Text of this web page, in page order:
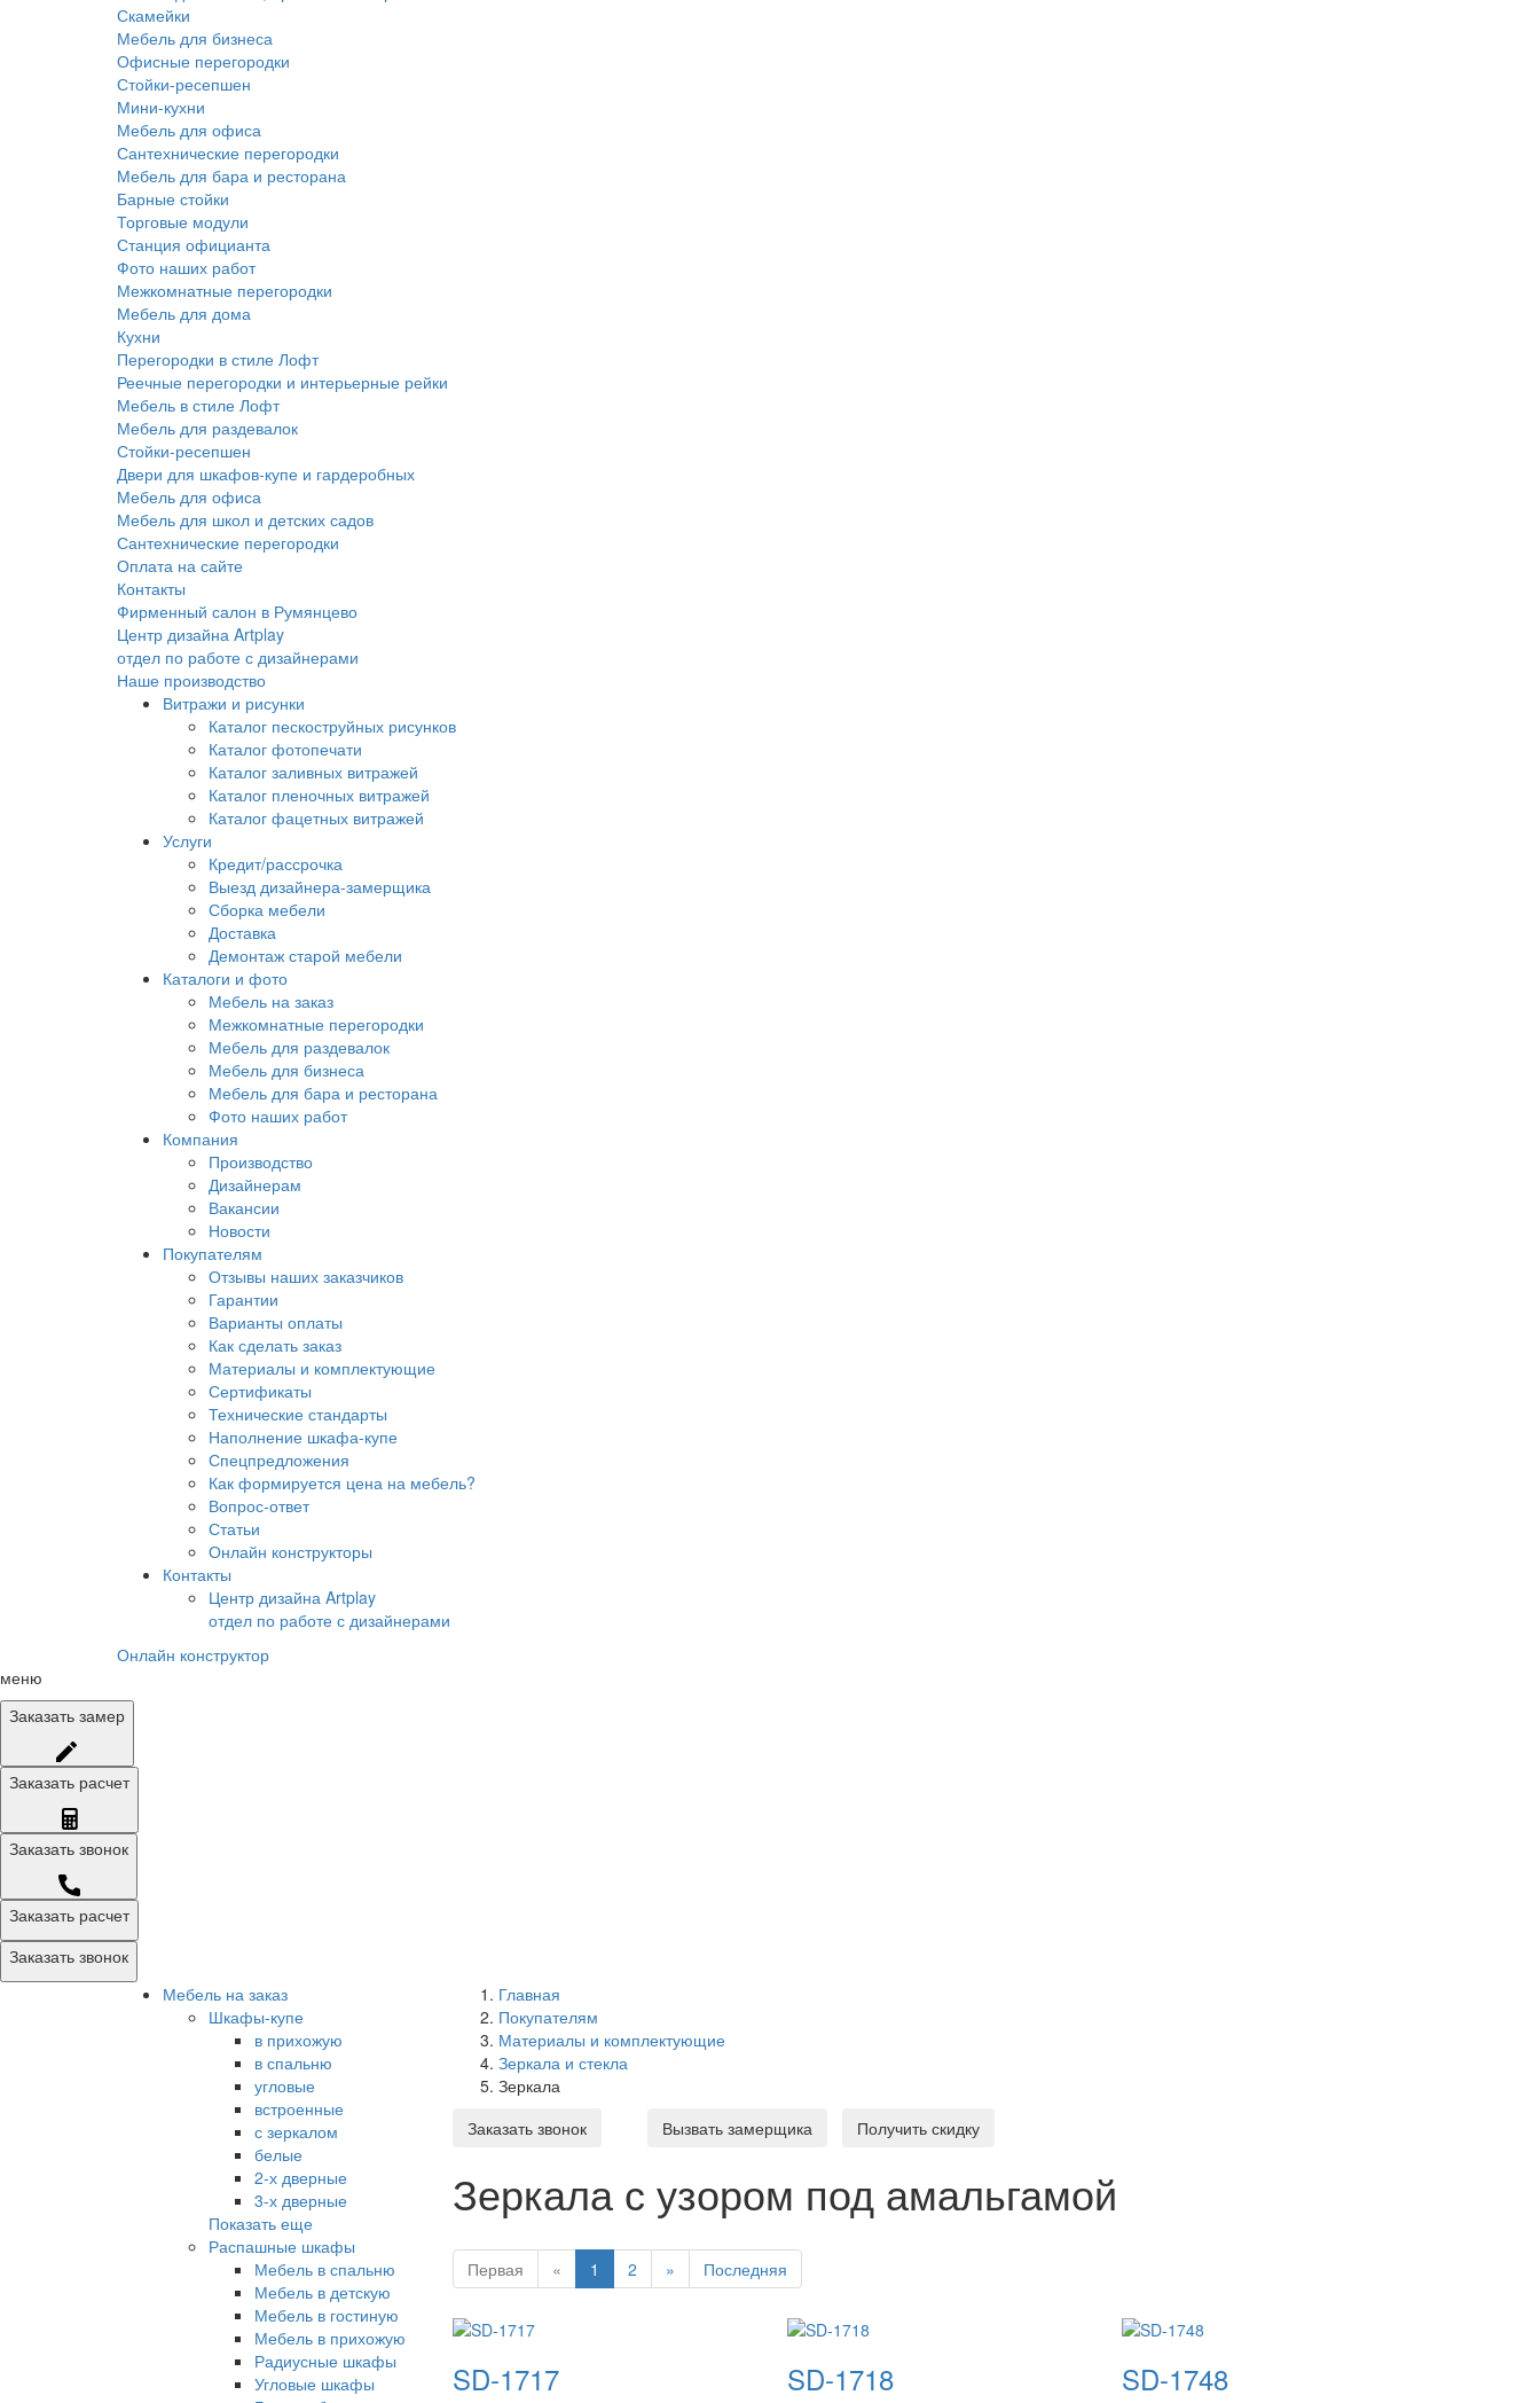
Скамейки
Мебель для бизнеса
Офисные перегородки
Стойки-ресепшен
Мини-кухни
Мебель для офиса
Сантехнические перегородки
Мебель для бара и ресторана
Барные стойки
Торговые модули
Станция официанта
Фото наших работ
Межкомнатные перегородки
Мебель для дома
Кухни
Перегородки в стиле Лофт
Реечные перегородки и интерьерные рейки
Мебель в стиле Лофт
Мебель для раздевалок
Стойки-ресепшен
Двери для шкафов-купе и гардеробных
Мебель для офиса
Мебель для школ и детских садов
Сантехнические перегородки
Оплата на сайте
Контакты
Фирменный салон в Румянцево
Центр дизайна Artplay
отдел по работе с дизайнерами
Наше производство
Витражи и рисунки
Каталог пескоструйных рисунков
Каталог фотопечати
Каталог заливных витражей
Каталог пленочных витражей
Каталог фацетных витражей
Услуги
Кредит/рассрочка
Выезд дизайнера-замерщика
Сборка мебели
Доставка
Демонтаж старой мебели
Каталоги и фото
Мебель на заказ
Межкомнатные перегородки
Мебель для раздевалок
Мебель для бизнеса
Мебель для бара и ресторана
Фото наших работ
Компания
Производство
Дизайнерам
Вакансии
Новости
Покупателям
Отзывы наших заказчиков
Гарантии
Варианты оплаты
Как сделать заказ
Материалы и комплектующие
Сертификаты
Технические стандарты
Наполнение шкафа-купе
Спецпредложения
Как формируется цена на мебель?
Вопрос-ответ
Статьи
Онлайн конструкторы
Контакты
Центр дизайна Artplay
отдел по работе с дизайнерами
Онлайн конструктор
меню
Заказать замер
Заказать расчет
Заказать звонок
Заказать расчет
Заказать звонок
Мебель на заказ
Шкафы-купе
в прихожую
в спальню
угловые
встроенные
с зеркалом
белые
2-х дверные
3-х дверные
Показать еще
Распашные шкафы
Мебель в спальню
Мебель в детскую
Мебель в гостиную
Мебель в прихожую
Радиусные шкафы
Угловые шкафы
Главная
Покупателям
Материалы и комплектующие
Зеркала и стекла
Зеркала
Заказать звонок
Вызвать замерщика Получить скидку
Зеркала с узором под амальгамой
Первая « 1 2 » Последняя
SD-1717 SD-1718 SD-1748